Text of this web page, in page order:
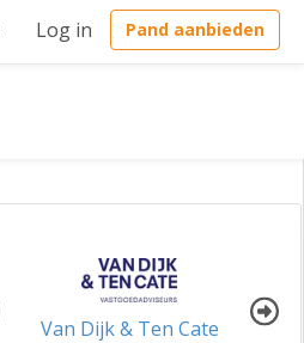
Log in Pand aanbieden
Van Dijk & Ten Cate